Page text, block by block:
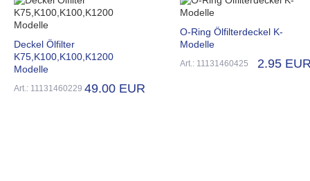
Deckel Ölfilter
K75,K100,K100,K1200
Modelle
Art.: 11131460229 49.00 EUR
O-Ring Ölfilterdeckel K-
Modelle
Art.: 11131460425 2.95